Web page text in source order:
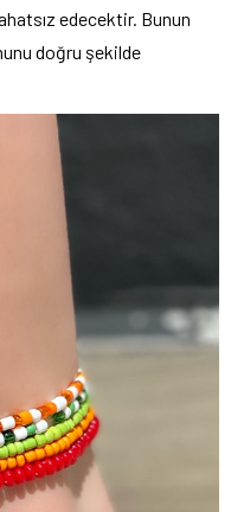
edecektir. Bunun
doğru şekilde